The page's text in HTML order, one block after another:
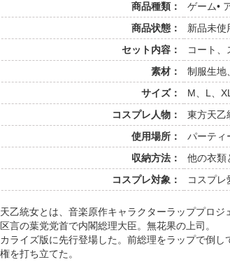
商品種類：
ゲーム•
商品状態：
新品未使
セット内容：
コート、
素材：
制服生地
サイズ：
M、L、XL
コスプレ人物：
東方天乙
使用場所：
パーティ
収納方法：
他の衣類
コスプレ対象：
コスプ
乙統女とは、音楽原作キャラクターラッププロジ
言の葉党党首で内閣総理大臣。無花果の上司。
ライズ版に先行登場した。前総理をラップで倒し
を打ち立てた。